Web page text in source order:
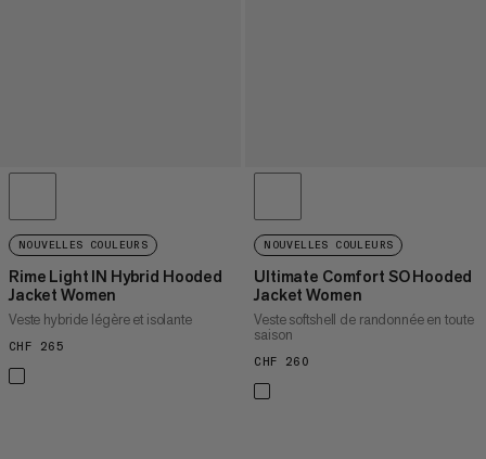
NOUVELLES COULEURS
Rime Light IN Hybrid Hooded
Jacket Women
Veste hybride légère et isolante
CHF 265
NOUVELLES COULEURS
Ultimate Comfort SO Hooded
Jacket Women
Veste softshell de randonnée en toute
saison
CHF 260